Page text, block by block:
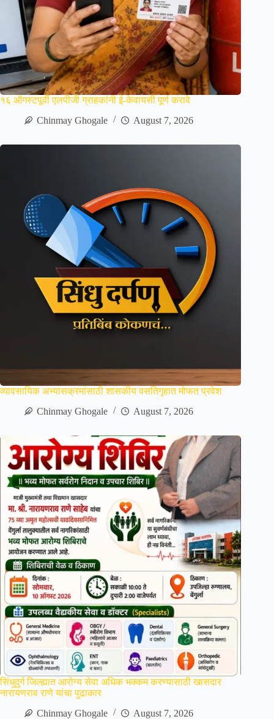
१६ ऑगस्टपूर्वी एलपीजी ग्राहकांनी ई-केवायसी पूर्ण करावे
Chinmay Ghogale
August 7, 2026
व्यावसायिक अभ्यासक्रमांसाठी शासकीय वसतिगृहात मोफत प्रवेश
Chinmay Ghogale
August 7, 2026
सिंधुदुर्ग जिल्ह्यात आरोग्य सेवा अधिक भक्कम करण्यासाठी खासदार
नारायणराव राणे यांचा पुढाकार
Chinmay Ghogale
August 7, 2026